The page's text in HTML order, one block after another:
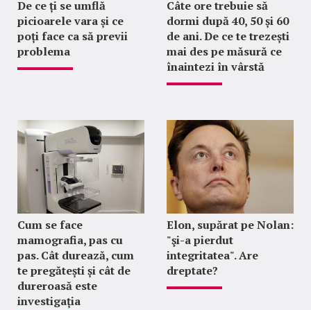
De ce ți se umflă
picioarele vara și ce
poți face ca să previi
problema
Câte ore trebuie să
dormi după 40, 50 și 60
de ani. De ce te trezești
mai des pe măsură ce
înaintezi în vârstă
Cum se face
mamografia, pas cu
pas. Cât durează, cum
te pregătești și cât de
dureroasă este
investigația
Elon, supărat pe Nolan:
"şi-a pierdut
integritatea". Are
dreptate?